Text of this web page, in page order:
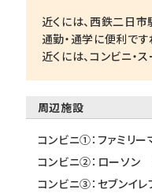
近くには、西鉄二日市
通勤・通学に便利です
近くには、コンビニ・
周辺施設
コンビニ①：ファミ
コンビニ②：ローソ
コンビニ③：セブン